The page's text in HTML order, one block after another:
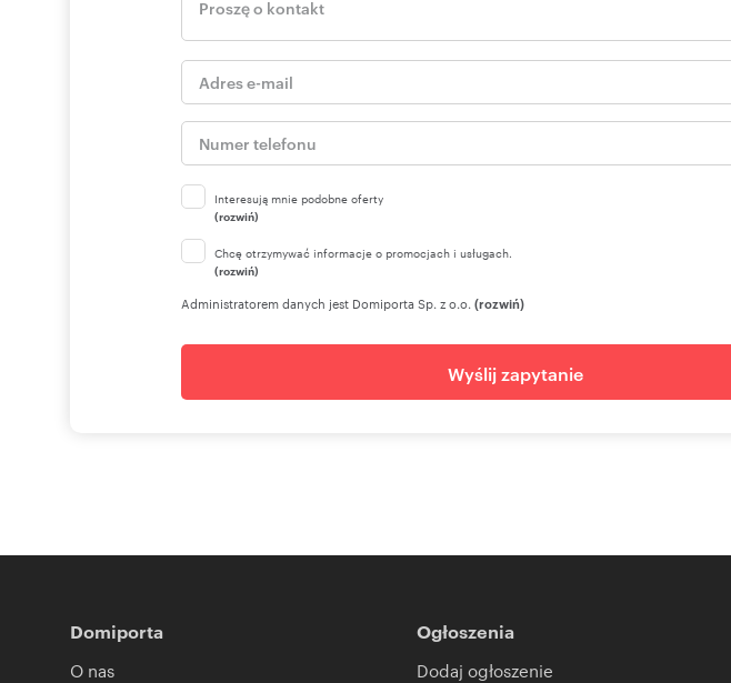
Interesują mnie podobne oferty
(rozwiń)
Chcę otrzymywać informacje o promocjach i usługach.
(rozwiń)
Administratorem danych jest Domiporta Sp. z o.o. (rozwiń)
Wyślij zapytanie
Domiporta
O nas
Ogłoszenia
Dodaj ogłoszenie